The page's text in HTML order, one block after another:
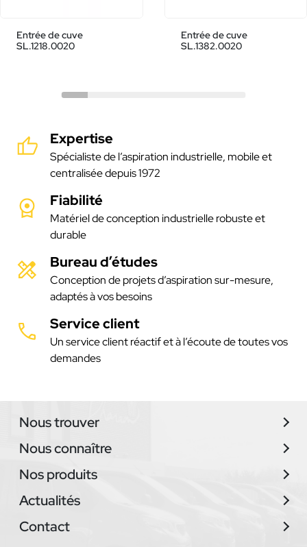
Entrée de cuve
SL.1218.0020
Entrée de cuve
SL.1382.0020
Expertise
Spécialiste de l’aspiration industrielle, mobile et
centralisée depuis 1972
Fiabilité
Matériel de conception industrielle robuste et
durable
Bureau d’études
Conception de projets d’aspiration sur-mesure,
adaptés à vos besoins
Service client
Un service client réactif et à l’écoute de toutes vos
demandes
Nous trouver
Nous connaître
Nos produits
Actualités
Contact